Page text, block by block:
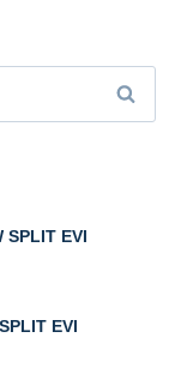
Caută
EVI
EVI